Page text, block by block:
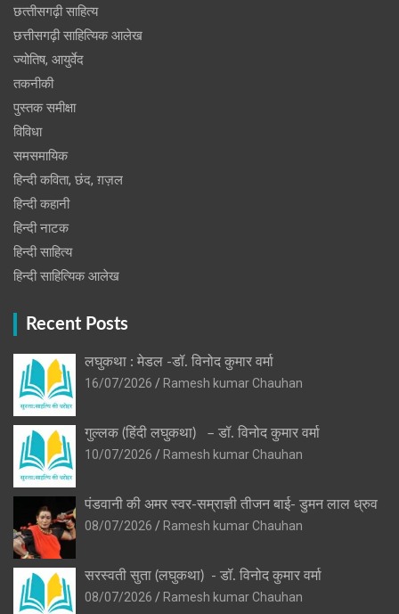
छत्‍तीसगढ़ी साहित्‍य
छत्तीसगढ़ी साहित्यिक आलेख
ज्योतिष, आयुर्वेद
तकनीकी
पुस्‍तक समीक्षा
विविधा
समसमायिक
हिन्दी कविता, छंद, ग़ज़ल
हिन्दी कहानी
हिन्‍दी नाटक
हिन्दी साहित्य
हिन्दी साहित्यिक आलेख
Recent Posts
लघुकथा : मेडल -डॉ. विनोद कुमार वर्मा
16/07/2026
Ramesh kumar Chauhan
गुल्लक (हिंदी लघुकथा) – डॉ. विनोद कुमार वर्मा
10/07/2026
Ramesh kumar Chauhan
पंडवानी की अमर स्वर-सम्राज्ञी तीजन बाई- डुमन लाल ध्रुव
08/07/2026
Ramesh kumar Chauhan
सरस्वती सुता (लघुकथा) ​- डॉ. विनोद कुमार वर्मा
08/07/2026
Ramesh kumar Chauhan